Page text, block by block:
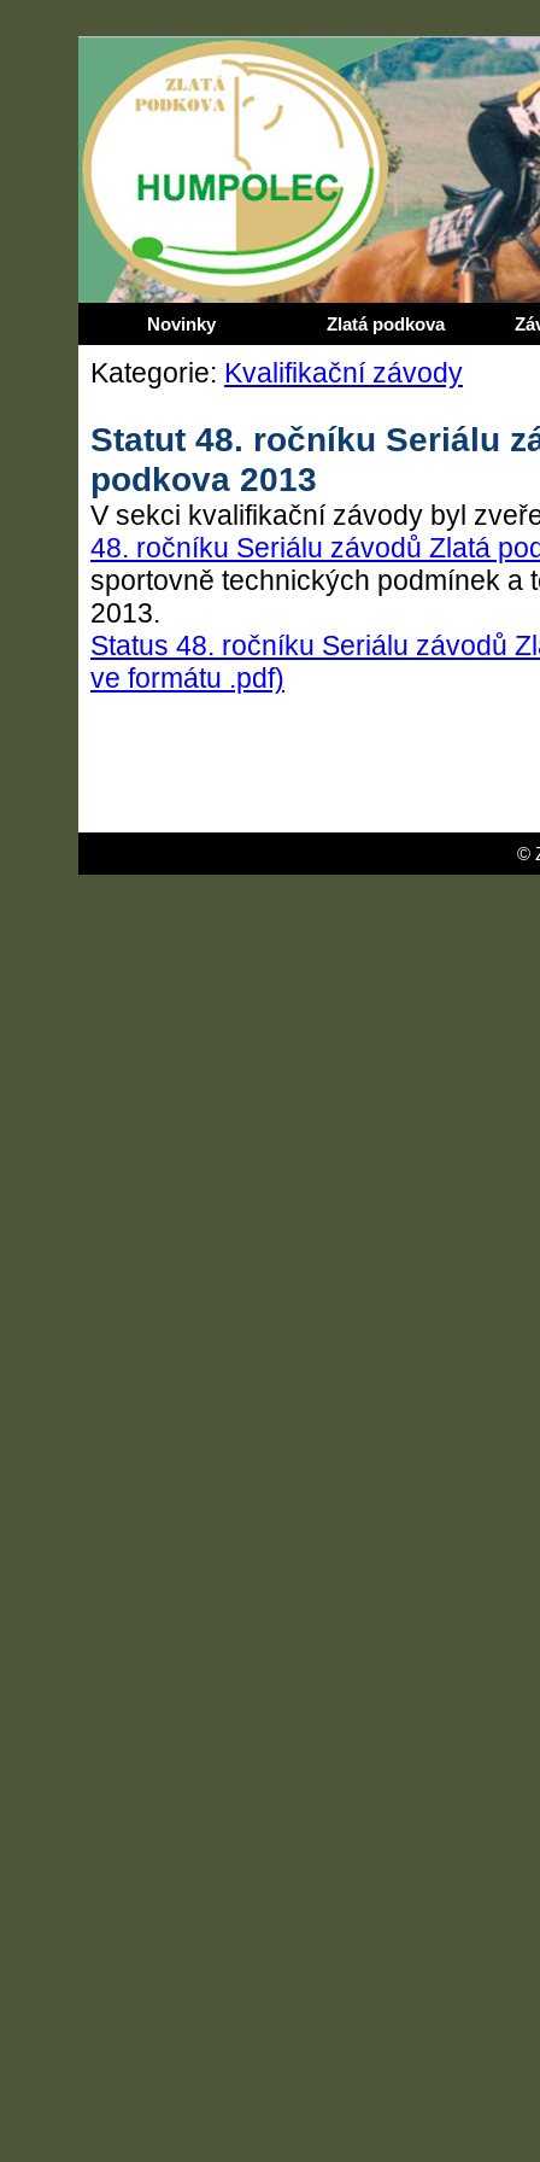
Novinky Zlatá podkova
Kategorie: Kvalifikační závody
Statut 48. ročníku Seriálu
podkova 2013
V sekci kvalifikační závody byl
48. ročníku Seriálu závodů Zlatá
sportovně technických podmínek a
2013.
Status 48. ročníku Seriálu závodů
ve formátu .pdf)
©